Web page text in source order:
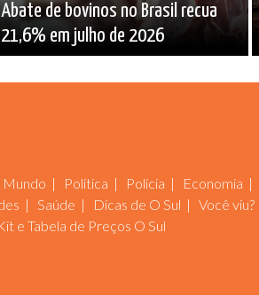
Abate de bovinos no Brasil recua
21,6% em julho de 2026
Mundo Política Polícia Economia
Saúde Dicas de O Sul Você viu?
e Tabela de Preços O Sul